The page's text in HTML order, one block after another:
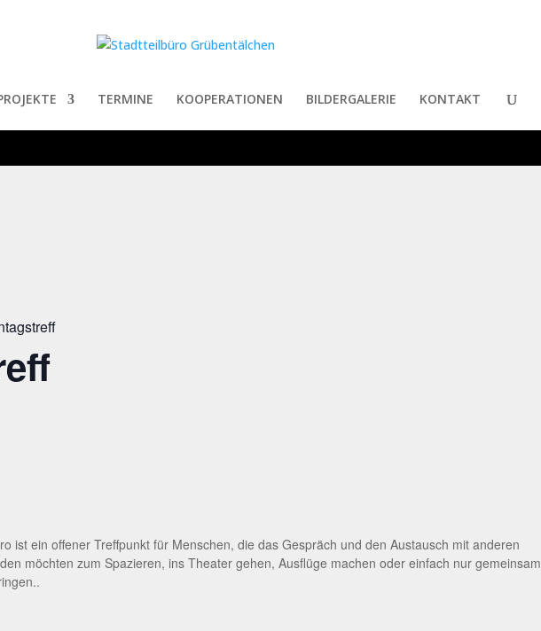
TERMINE KOOPERATIONEN BILDERGALERIE KONTAKT
ist ein offener Treffpunkt für Menschen, die das Gespräch und den Austausch mit anderen
möchten zum Spazieren, ins Theater gehen, Ausflüge machen oder einfach nur gemeinsam